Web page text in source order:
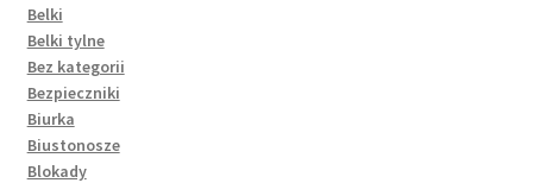
Belki
Belki tylne
Bez kategorii
Bezpieczniki
Biurka
Biustonosze
Blokady